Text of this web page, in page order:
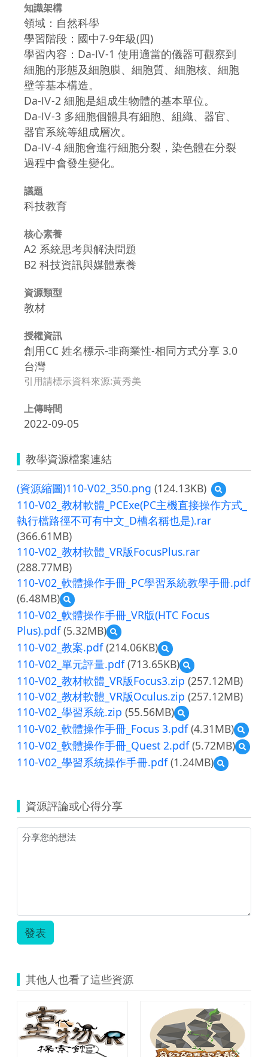
知識架構
領域：自然科學
學習階段：國中7-9年級(四)
學習內容：Da-Ⅳ-1 使用適當的儀器可觀察到
細胞的形態及細胞膜、細胞質、細胞核、細胞
壁等基本構造。
Da-Ⅳ-2 細胞是組成生物體的基本單位。
Da-Ⅳ-3 多細胞個體具有細胞、組織、器官、
器官系統等組成層次。
Da-Ⅳ-4 細胞會進行細胞分裂，染色體在分裂
過程中會發生變化。
議題
科技教育
核心素養
A2 系統思考與解決問題
B2 科技資訊與媒體素養
資源類型
教材
授權資訊
創用CC 姓名標示-非商業性-相同方式分享 3.0
台灣
引用請標示資料來源:黃秀美
上傳時間
2022-09-05
教學資源檔案連結
(資源縮圖)110-V02_350.png (124.13KB)
預
覽
(資
110-V02_教材軟體_PCExe(PC主機直接操作方式_
執行檔路徑不可有中文_D槽名稱也是).rar
(366.61MB)
110-V02_教材軟體_VR版FocusPlus.rar
(288.77MB)
110-V02_軟體操作手冊_PC學習系統教學手冊.pdf
(6.48MB)
預
覽
110-
V02_
軟
體
操
作
手
冊
_PC
學
習
系
統
教
冊.pdf
110-V02_軟體操作手冊_VR版(HTC Focus
Plus).pdf(5.32MB)
預
覽
110-
V02_
軟
體
操
作
手
冊
_VR
版
(HTC
110-V02_教案.pdf(214.06KB)
預
覽
110-
V02_
教
案.pdf
110-V02_單元評量.pdf(713.65KB)
預
覽
110-
V02_
評
量.pdf
110-V02_教材軟體_VR版Focus3.zip (257.12MB)
110-V02_教材軟體_VR版Oculus.zip (257.12MB)
110-V02_學習系統.zip (55.56MB)
預
覽
110-
V02_
學
習
110-V02_軟體操作手冊_Focus 3.pdf(4.31MB)
預
覽
110-
手
冊
110-V02_軟體操作手冊_Quest 2.pdf(5.72MB)
預
覽
作
110-V02_學習系統操作手冊.pdf(1.24MB)
預
覽
習
系
資源評論或心得分享
發表
其他人也看了這些資源